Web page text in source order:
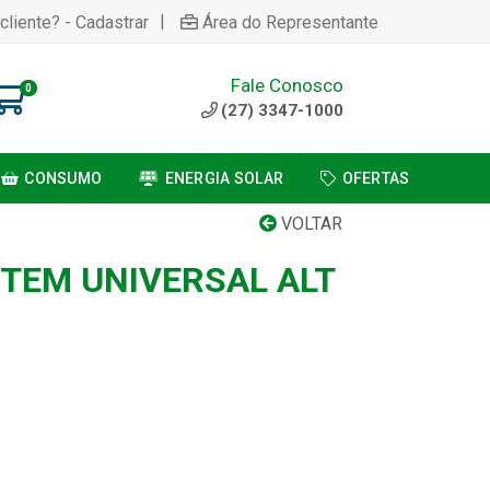
- Cadastrar | Área do Representante
0 Fale Conosco
(27) 3347-1000
CONSUMO ENERGIA SOLAR OFERTAS
VOLTAR
UNIVERSAL ALT